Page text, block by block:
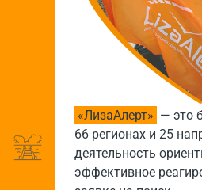
«ЛизаАлерт» — это
66 регионах и 25
деятельность
эффективное